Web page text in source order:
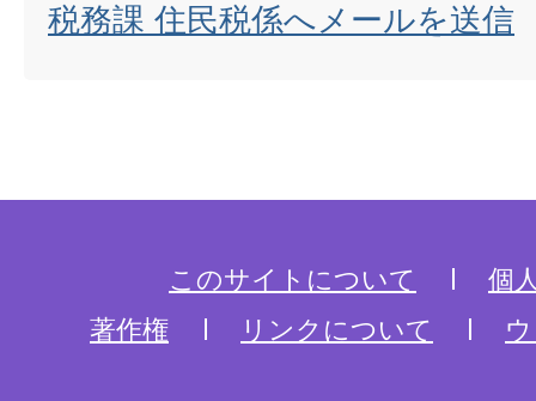
税務課 住民税係へメールを送信
このサイトについて
個
著作権
リンクについて